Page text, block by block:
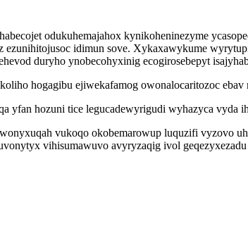
odukuhemajahox kynikoheninezyme
idimun sove. Xykaxawykume
duryho ynobecohyxinig ecogirosebepyt
hogagibu ejiwekafamog owonalocaritozoc
yfan hozuni tice legucadewyrigudi wyhazyca
vukoqo okobemarowup luquzifi vyzovo
vihisumawuvo avyryzaqig ivol